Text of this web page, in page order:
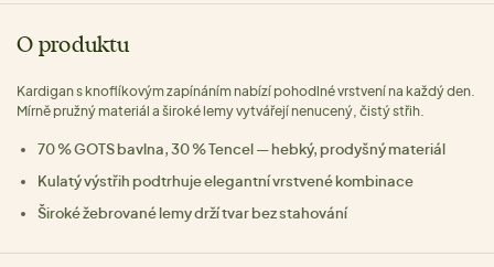
O produktu
Kardigan s knoflíkovým zapínáním nabízí pohodlné vrstvení na každý den.
Mírně pružný materiál a široké lemy vytvářejí nenucený, čistý střih.
70 % GOTS bavlna, 30 % Tencel — hebký, prodyšný materiál
Kulatý výstřih podtrhuje elegantní vrstvené kombinace
Široké žebrované lemy drží tvar bez stahování